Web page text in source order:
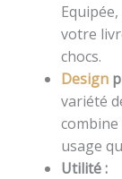
votre
chocs.
Design
variété
usage
Utilité :